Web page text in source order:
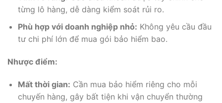
từng lô hàng, dễ dàng kiểm soát rủi ro.
Phù hợp với doanh nghiệp nhỏ: Không yêu cầu đầu
tư chi phí lớn để mua gói bảo hiểm bao.
Nhược điểm:
Mất thời gian: Cần mua bảo hiểm riêng cho mỗi
chuyến hàng, gây bất tiện khi vận chuyển thường